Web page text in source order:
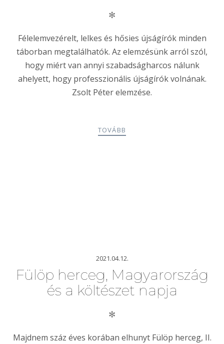
✻
Félelemvezérelt, lelkes és hősies újságírók minden
táborban megtalálhatók. Az elemzésünk arról szól,
hogy miért van annyi szabadságharcos nálunk
ahelyett, hogy professzionális újságírók volnának.
Zsolt Péter elemzése.
TOVÁBB
2021.04.12.
Fülöp herceg, Magyarország
és a költészet napja
✻
Majdnem száz éves korában elhunyt Fülöp herceg, II.